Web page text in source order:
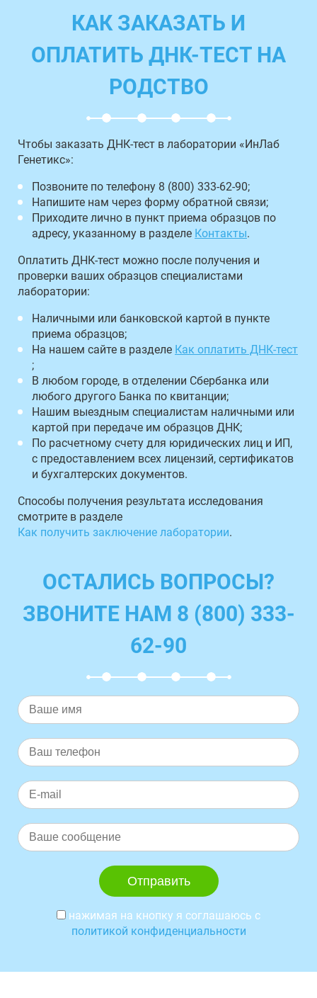
КАК ЗАКАЗАТЬ И
ОПЛАТИТЬ ДНК-ТЕСТ НА
РОДСТВО
Чтобы заказать ДНК-тест в лаборатории «ИнЛаб
Генетикс»:
Позвоните по телефону 8 (800) 333-62-90;
Напишите нам через форму обратной связи;
Приходите лично в пункт приема образцов по
адресу, указанному в разделе Контакты.
Оплатить ДНК-тест можно после получения и
проверки ваших образцов специалистами
лаборатории:
Наличными или банковской картой в пункте
приема образцов;
На нашем сайте в разделе Как оплатить ДНК-тест
;
В любом городе, в отделении Сбербанка или
любого другого Банка по квитанции;
Нашим выездным специалистам наличными или
картой при передаче им образцов ДНК;
По расчетному счету для юридических лиц и ИП,
с предоставлением всех лицензий, сертификатов
и бухгалтерских документов.
Способы получения результата исследования
смотрите в разделе
Как получить заключение лаборатории.
ОСТАЛИСЬ ВОПРОСЫ?
ЗВОНИТЕ НАМ 8 (800) 333-
62-90
нажимая на кнопку я соглашаюсь с
политикой конфиденциальности